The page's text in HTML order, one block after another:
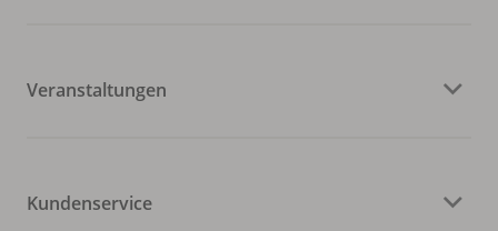
Veranstaltungen
Kundenservice